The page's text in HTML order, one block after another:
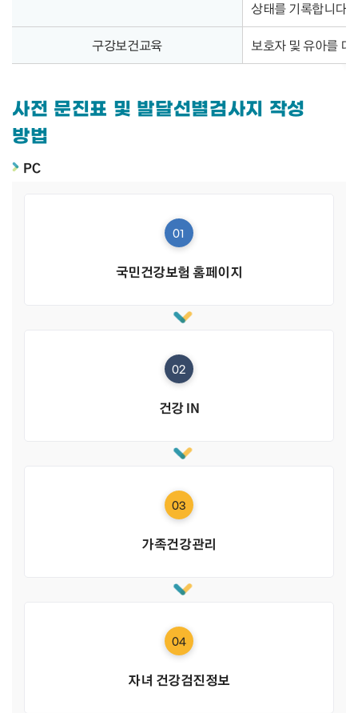
상태를 기록합니다.
구강보건교육
보호자 및 유아를
사전 문진표 및 발달선별검사지 작성
방법
PC
01
국민건강보험 홈페이지
02
건강 IN
03
가족건강관리
04
자녀 건강검진정보